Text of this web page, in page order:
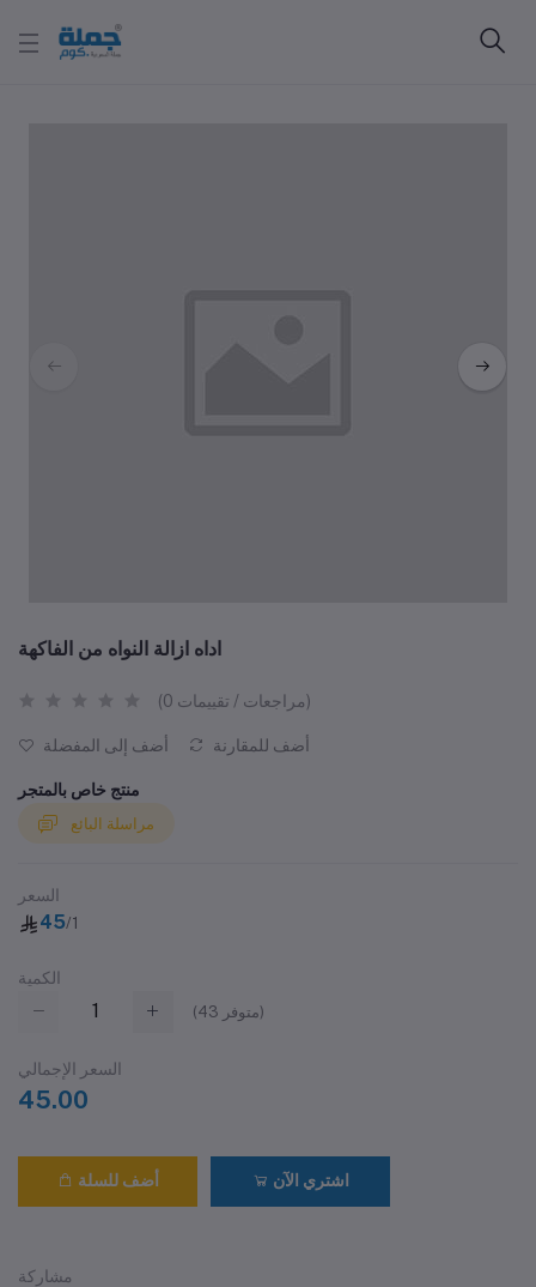
اداه ازالة النواه من الفاكهة
(0 مراجعات / تقييمات)
أضف إلى المفضلة أضف للمقارنة
منتج خاص بالمتجر
مراسلة البائع
السعر
45/1
الكمية
(43 متوفر)
السعر الإجمالي
45.00
أضف للسلة اشتري الآن
مشاركة